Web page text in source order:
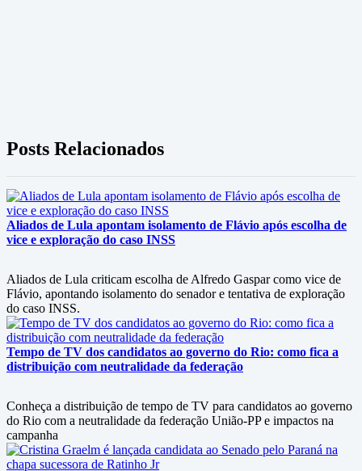
Posts Relacionados
Aliados de Lula apontam isolamento de Flávio após escolha de
vice e exploração do caso INSS
Aliados de Lula criticam escolha de Alfredo Gaspar como vice de
Flávio, apontando isolamento do senador e tentativa de exploração
do caso INSS.
Tempo de TV dos candidatos ao governo do Rio: como fica a
distribuição com neutralidade da federação
Conheça a distribuição de tempo de TV para candidatos ao governo
do Rio com a neutralidade da federação União-PP e impactos na
campanha